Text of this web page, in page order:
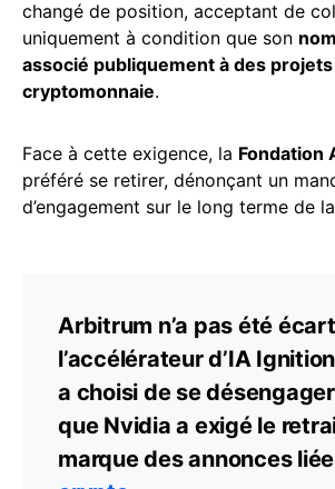
changé de position, acceptant de
uniquement à condition que son
associé publiquement à des projets
cryptomonnaie.
Face à cette exigence, la Fondation
préféré se retirer, dénonçant un
d’engagement sur le long terme de
Arbitrum n’a pas été
l’accélérateur d’IA
a choisi de se
que Nvidia a exigé le
marque des annonces